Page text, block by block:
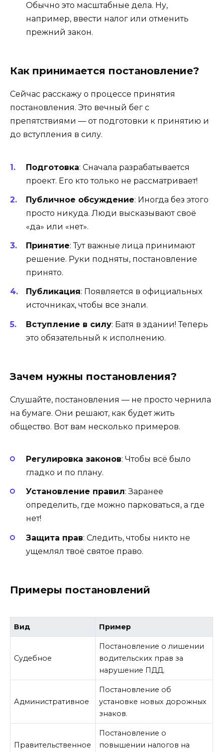
Обычно это масштабные дела. Ну,
например, ввести налог или отменить
прежний закон.
Как принимается постановление?
Сейчас расскажу о процессе принятия
постановления. Это вечный бег с
препятствиями — от подготовки к принятию и
до вступления в силу.
Подготовка: Сначала разрабатывается
проект. Его кто только не рассматривает!
Публичное обсуждение: Иногда без этого
просто никуда. Люди высказывают своё
«да» или «нет».
Принятие: Тут важные лица принимают
решение. Руки подняты, постановление
принято.
Публикация: Появляется в официальных
источниках, чтобы все знали.
Вступление в силу: Батя в здании! Теперь
это обязательный к исполнению.
Зачем нужны постановления?
Слушайте, постановления — не просто чернила
на бумаге. Они решают, как будет жить
общество. Вот вам несколько примеров.
Регулировка законов: Чтобы всё было
гладко и по плану.
Установление правил: Заранее
определить, где можно парковаться, а где
нет!
Защита прав: Следить, чтобы никто не
ущемлял твоё святое право.
Примеры постановлений
Вид Пример
Судебное
Постановление о лишении
водительских прав за
нарушение ПДД.
Административное
Постановление об
установке новых дорожных
знаков.
Правительственное
Постановление о
повышении налогов на